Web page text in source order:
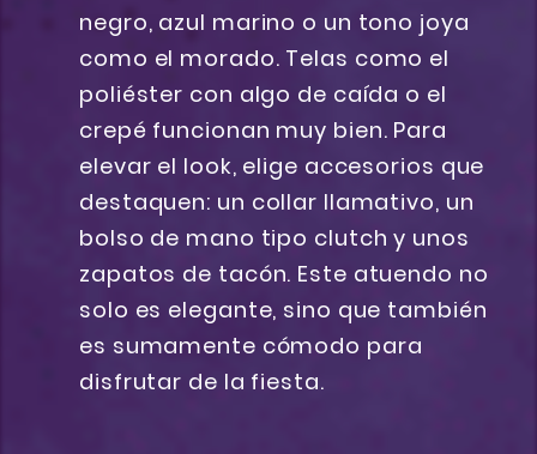
negro, azul marino o un tono joya
como el morado. Telas como el
poliéster con algo de caída o el
crepé funcionan muy bien. Para
elevar el look, elige accesorios que
destaquen: un collar llamativo, un
bolso de mano tipo clutch y unos
zapatos de tacón. Este atuendo no
solo es elegante, sino que también
es sumamente cómodo para
disfrutar de la fiesta.